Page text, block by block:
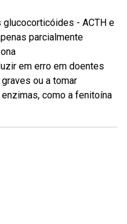
- ACTH e
parcialmente
em erro em doentes
ou a tomar
como a fenitoína